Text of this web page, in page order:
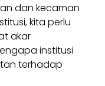
dan kecaman
kita perlu
akar
institusi
terhadap